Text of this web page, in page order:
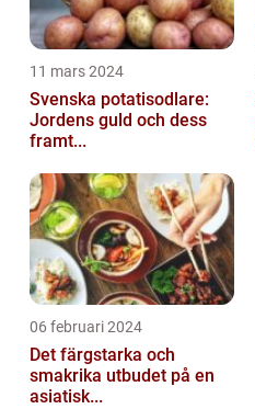
11 mars 2024
Svenska potatisodlare:
Jordens guld och dess
framt...
06 februari 2024
Det färgstarka och
smakrika utbudet på en
asiatisk...